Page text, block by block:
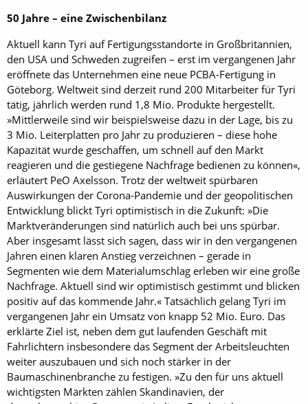
50 Jahre – eine Zwischenbilanz
Aktuell kann Tyri auf Fertigungsstandorte in Großbritannien,
den USA und Schweden zugreifen – erst im vergangenen Jahr
eröffnete das Unternehmen eine neue PCBA-Fertigung in
Göteborg. Weltweit sind derzeit rund 200 Mitarbeiter für Tyri
tätig, jährlich werden rund 1,8 Mio. Produkte hergestellt.
»Mittlerweile sind wir beispielsweise dazu in der Lage, bis zu
3 Mio. Leiterplatten pro Jahr zu produzieren – diese hohe
Kapazität wurde geschaffen, um schnell auf den Markt
reagieren und die gestiegene Nachfrage bedienen zu können«,
erläutert PeO Axelsson. Trotz der weltweit spürbaren
Auswirkungen der Corona-Pandemie und der geopolitischen
Entwicklung blickt ­Tyri optimistisch in die Zukunft: »Die
Marktveränderungen sind natürlich auch bei uns spürbar.
Aber insgesamt lässt sich sagen, dass wir in den vergangenen
Jahren einen klaren Anstieg verzeichnen – gerade in
Segmenten wie dem Materialumschlag erleben wir eine große
Nachfrage. Aktuell sind wir optimistisch gestimmt und blicken
positiv auf das kommende Jahr.« Tatsächlich gelang Tyri im
vergangenen Jahr ein Umsatz von knapp 52 Mio. Euro. Das
erklärte Ziel ist, neben dem gut laufenden Geschäft mit
Fahrlichtern insbesondere das Segment der Arbeitsleuchten
weiter auszubauen und sich noch stärker in der
Baumaschinenbranche zu festigen. »Zu den für uns aktuell
wichtigsten Märkten zählen Skandinavien, der